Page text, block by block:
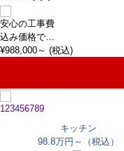
安心の工事費
込み価格で…
¥988,000～ (税込)
123456789
キッチン
98.8万円～
（税込）